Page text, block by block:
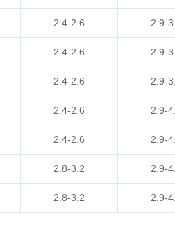
2.4-2.6 2.9-
2.4-2.6 2.9-
2.4-2.6 2.9-
2.4-2.6 2.9-
2.4-2.6 2.9-
2.8-3.2 2.9-
2.8-3.2 2.9-